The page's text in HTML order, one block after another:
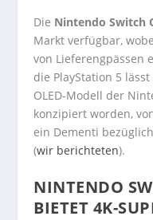
Die Nintendo Switch
Markt verfügbar,
von Lieferengpässen
die PlayStation 5
OLED-Modell der
konzipiert worden,
ein Dementi
(wir berichteten).
NINTENDO
BIETET 4K-